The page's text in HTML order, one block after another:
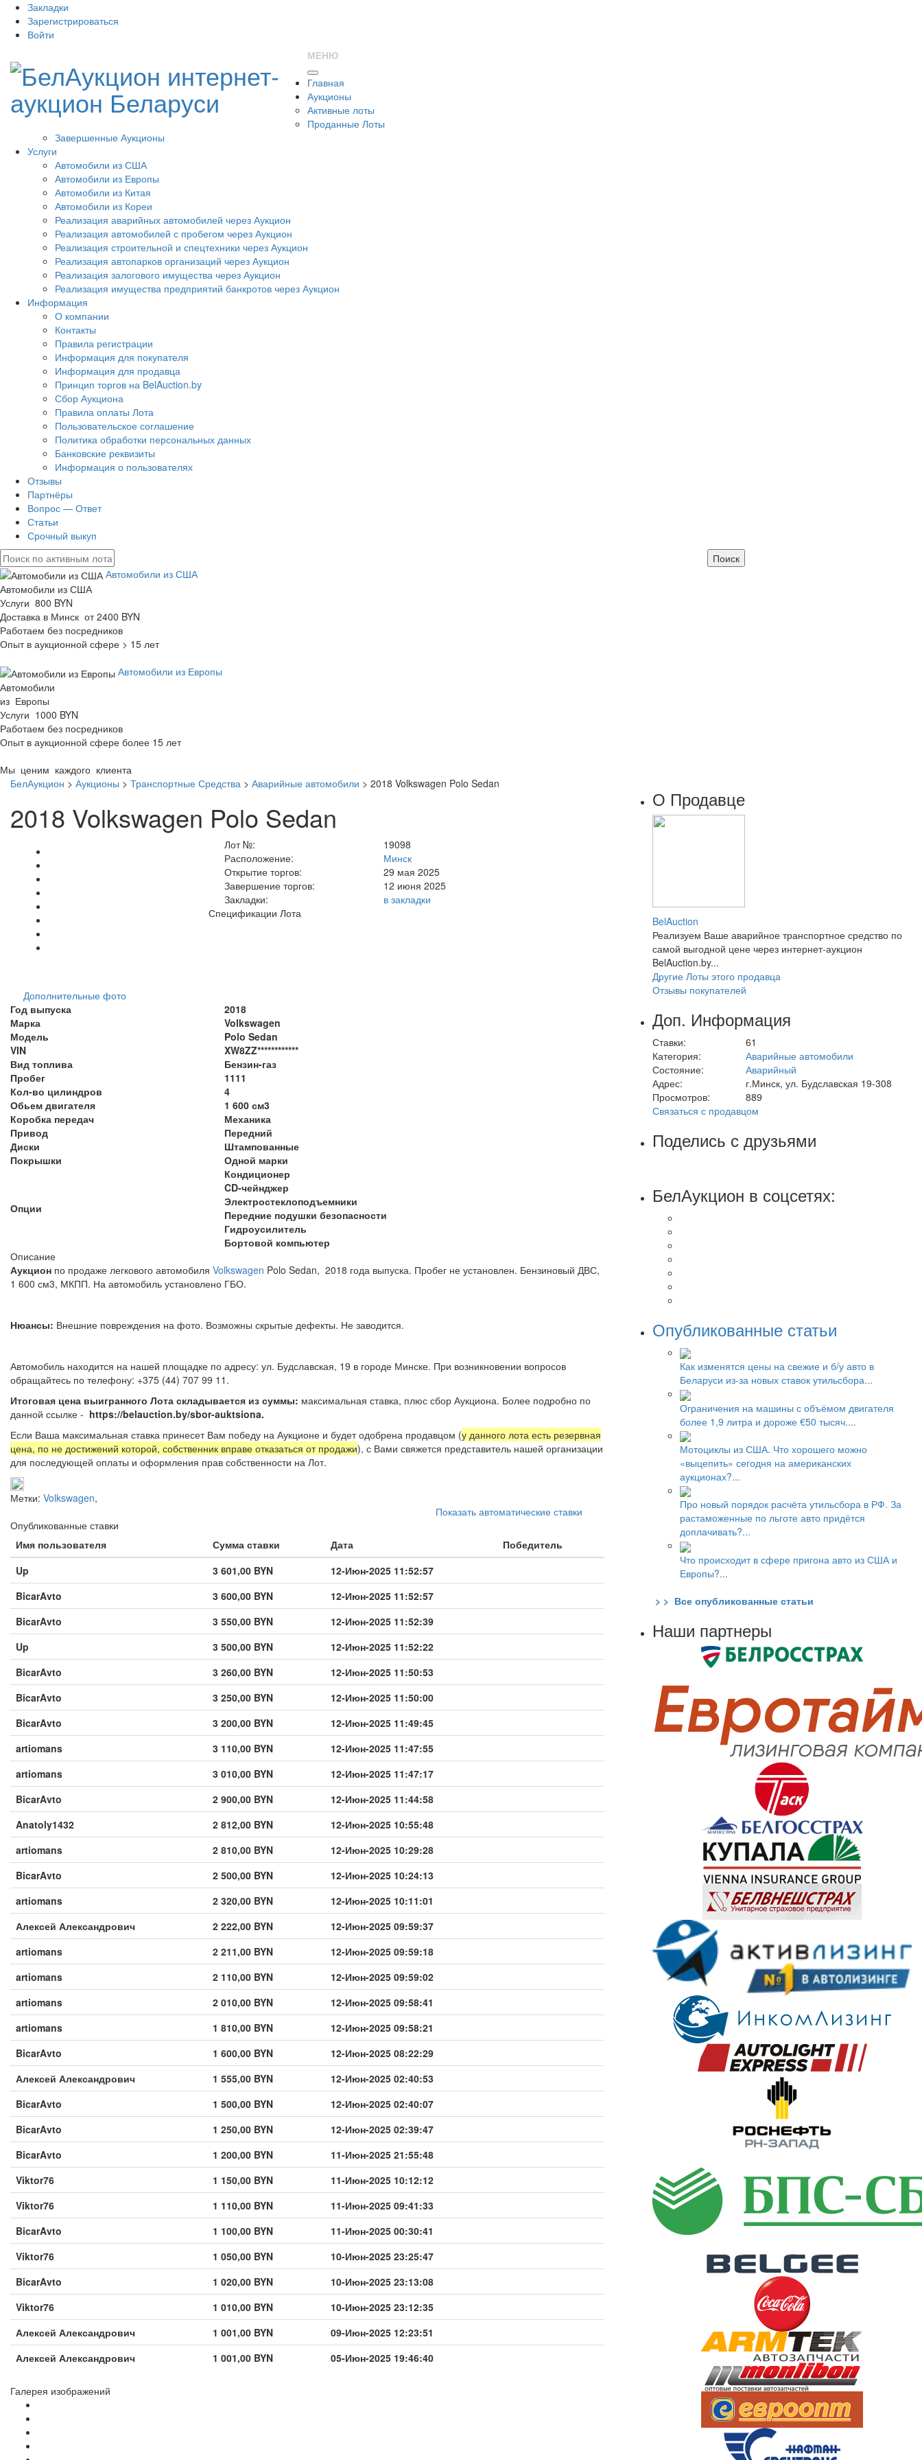
Закладки
Зарегистрироваться
Войти
МЕНЮ
Главная
Аукционы
Активные лоты
Проданные Лоты
Завершенные Аукционы
Услуги
Автомобили из США
Автомобили из Европы
Автомобили из Китая
Автомобили из Кореи
Реализация аварийных автомобилей через Аукцион
Реализация автомобилей с пробегом через Аукцион
Реализация строительной и спецтехники через Аукцион
Реализация автопарков организаций через Аукцион
Реализация залогового имущества через Аукцион
Реализация имущества предприятий банкротов через Аукцион
Информация
О компании
Контакты
Правила регистрации
Информация для покупателя
Информация для продавца
Принцип торгов на BelAuction.by
Сбор Аукциона
Правила оплаты Лота
Пользовательское соглашение
Политика обработки персональных данных
Банковские реквизиты
Информация о пользователях
Отзывы
Партнёры
Вопрос — Ответ
Статьи
Срочный выкуп
Автомобили из США
Автомобили из США
Услуги 800 BYN
Доставка в Минск от 2400 BYN
Работаем без посредников
Опыт в аукционной сфере > 15 лет
Автомобили из Европы
Автомобили
из Европы
Услуги 1000 BYN
Работаем без посредников
Опыт в аукционной сфере более 15 лет
Мы ценим каждого клиента
БелАукцион > Аукционы > Транспортные Средства > Аварийные автомобили > 2018 Volkswagen Polo Sedan
2018 Volkswagen Polo Sedan
Дополнительные фото
Лот №:
19098
Расположение:
Минск
Открытие торгов:
29 мая 2025
Завершение торгов:
12 июня 2025
Закладки:
в закладки
Спецификации Лота
Год выпуска
2018
Марка
Volkswagen
Модель
Polo Sedan
VIN
XW8ZZ************
Вид топлива
Бензин-газ
Пробег
1111
Кол-во цилиндров
4
Обьем двигателя
1 600 см3
Коробка передач
Механика
Привод
Передний
Диски
Штампованные
Покрышки
Одной марки
Опции
Кондиционер
CD-чейнджер
Электростеклоподъемники
Передние подушки безопасности
Гидроусилитель
Бортовой компьютер
Описание
Аукцион по продаже легкового автомобиля Volkswagen Polo Sedan, 2018 года выпуска. Пробег не установлен. Бензиновый ДВС,
1 600 см3, МКПП. На автомобиль установлено ГБО.
Нюансы: Внешние повреждения на фото. Возможны скрытые дефекты. Не заводится.
Автомобиль находится на нашей площадке по адресу: ул. Будславская, 19 в городе Минске. При возникновении вопросов
обращайтесь по телефону: +375 (44) 707 99 11.
Итоговая цена выигранного Лота складывается из суммы: максимальная ставка, плюс сбор Аукциона. Более подробно по
данной ссылке - https://belauction.by/sbor-auktsiona.
Если Ваша максимальная ставка принесет Вам победу на Аукционе и будет одобрена продавцом (у данного лота есть резервная
цена, по не достижений которой, собственник вправе отказаться от продажи), с Вами свяжется представитель нашей организации
для последующей оплаты и оформления прав собственности на Лот.
Метки: Volkswagen,
Показать автоматические ставки
Опубликованные ставки
Имя пользователя
Сумма ставки Дата
Победитель
Up
3 601,00 BYN
12-Июн-2025 11:52:57
BicarAvto
3 600,00 BYN
12-Июн-2025 11:52:57
BicarAvto
3 550,00 BYN
12-Июн-2025 11:52:39
Up
3 500,00 BYN
12-Июн-2025 11:52:22
BicarAvto
3 260,00 BYN
12-Июн-2025 11:50:53
BicarAvto
3 250,00 BYN
12-Июн-2025 11:50:00
BicarAvto
3 200,00 BYN
12-Июн-2025 11:49:45
artiomans
3 110,00 BYN
12-Июн-2025 11:47:55
artiomans
3 010,00 BYN
12-Июн-2025 11:47:17
BicarAvto
2 900,00 BYN
12-Июн-2025 11:44:58
Anatoly1432
2 812,00 BYN
12-Июн-2025 10:55:48
artiomans
2 810,00 BYN
12-Июн-2025 10:29:28
BicarAvto
2 500,00 BYN
12-Июн-2025 10:24:13
artiomans
2 320,00 BYN
12-Июн-2025 10:11:01
Алексей Александрович
2 222,00 BYN
12-Июн-2025 09:59:37
artiomans
2 211,00 BYN
12-Июн-2025 09:59:18
artiomans
2 110,00 BYN
12-Июн-2025 09:59:02
artiomans
2 010,00 BYN
12-Июн-2025 09:58:41
artiomans
1 810,00 BYN
12-Июн-2025 09:58:21
BicarAvto
1 600,00 BYN
12-Июн-2025 08:22:29
Алексей Александрович
1 555,00 BYN
12-Июн-2025 02:40:53
BicarAvto
1 500,00 BYN
12-Июн-2025 02:40:07
BicarAvto
1 250,00 BYN
12-Июн-2025 02:39:47
BicarAvto
1 200,00 BYN
11-Июн-2025 21:55:48
Viktor76
1 150,00 BYN
11-Июн-2025 10:12:12
Viktor76
1 110,00 BYN
11-Июн-2025 09:41:33
BicarAvto
1 100,00 BYN
11-Июн-2025 00:30:41
Viktor76
1 050,00 BYN
10-Июн-2025 23:25:47
BicarAvto
1 020,00 BYN
10-Июн-2025 23:13:08
Viktor76
1 010,00 BYN
10-Июн-2025 23:12:35
Алексей Александрович
1 001,00 BYN
09-Июн-2025 12:23:51
Алексей Александрович
1 001,00 BYN 05-Июн-2025 19:46:40
Галерея изображений
О Продавце
BelAuction
Реализуем Ваше аварийное транспортное средство по
самой выгодной цене через интернет-аукцион
BelAuction.by...
Другие Лоты этого продавца
Отзывы покупателей
Доп. Информация
Ставки:
61
Категория:
Аварийные автомобили
Состояние:
Аварийный
Адрес:
г.Минск, ул. Будславская 19-308
Просмотров:
889
Связаться с продавцом
Поделись с друзьями
БелАукцион в соцсетях:
Опубликованные статьи
Как изменятся цены на свежие и б/у авто в
Беларуси из-за новых ставок утильсбора...
Ограничения на машины с объёмом двигателя
более 1,9 литра и дороже €50 тысяч....
Мотоциклы из США. Что хорошего можно
«выцепить» сегодня на американских
аукционах?...
Про новый порядок расчёта утильсбора в РФ. За
растаможенные по льготе авто придётся
доплачивать?...
Что происходит в сфере пригона авто из США и
Европы?...
> > Все опубликованные статьи
Наши партнеры